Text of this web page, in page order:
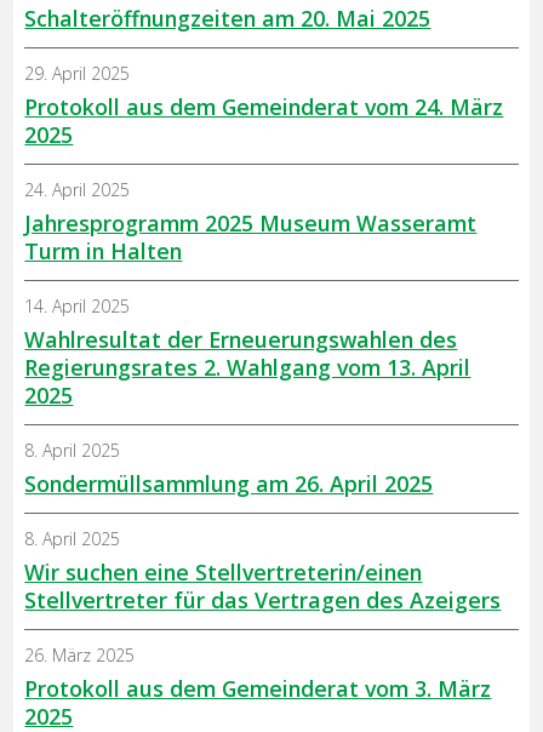
Schalteröffnungzeiten am 20. Mai 2025
Protokoll aus dem Gemeinderat vom 24. März
2025
29. April 2025
Jahresprogramm 2025 Museum Wasseramt
Turm in Halten
24. April 2025
Wahlresultat der Erneuerungswahlen des
Regierungsrates 2. Wahlgang vom 13. April
2025
14. April 2025
Sondermüllsammlung am 26. April 2025
8. April 2025
Wir suchen eine Stellvertreterin/einen
Stellvertreter für das Vertragen des Azeigers
8. April 2025
Protokoll aus dem Gemeinderat vom 3. März
2025
26. März 2025